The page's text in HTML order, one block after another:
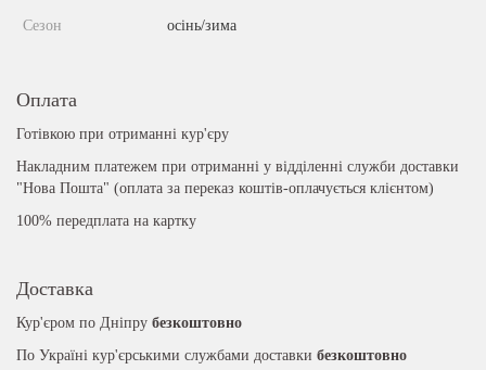
Сезон осінь/зима
Оплата
Готівкою при отриманні кур'єру
Накладним платежем при отриманні у відділенні служби доставки
"Нова Пошта" (оплата за переказ коштів-оплачується клієнтом)
100% передплата на картку
Доставка
Кур'єром по Дніпру безкоштовно
По Україні кур'єрськими службами доставки безкоштовно